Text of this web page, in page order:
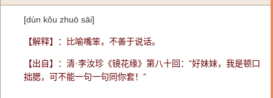
[dùn kǒu zhuō sāi]
【解释】：比喻嘴笨，不善于说话。
【出自】：清·李汝珍《镜花缘》第八十回：“好妹妹，我是顿口
拙腮，可不能一句一句同你套！”